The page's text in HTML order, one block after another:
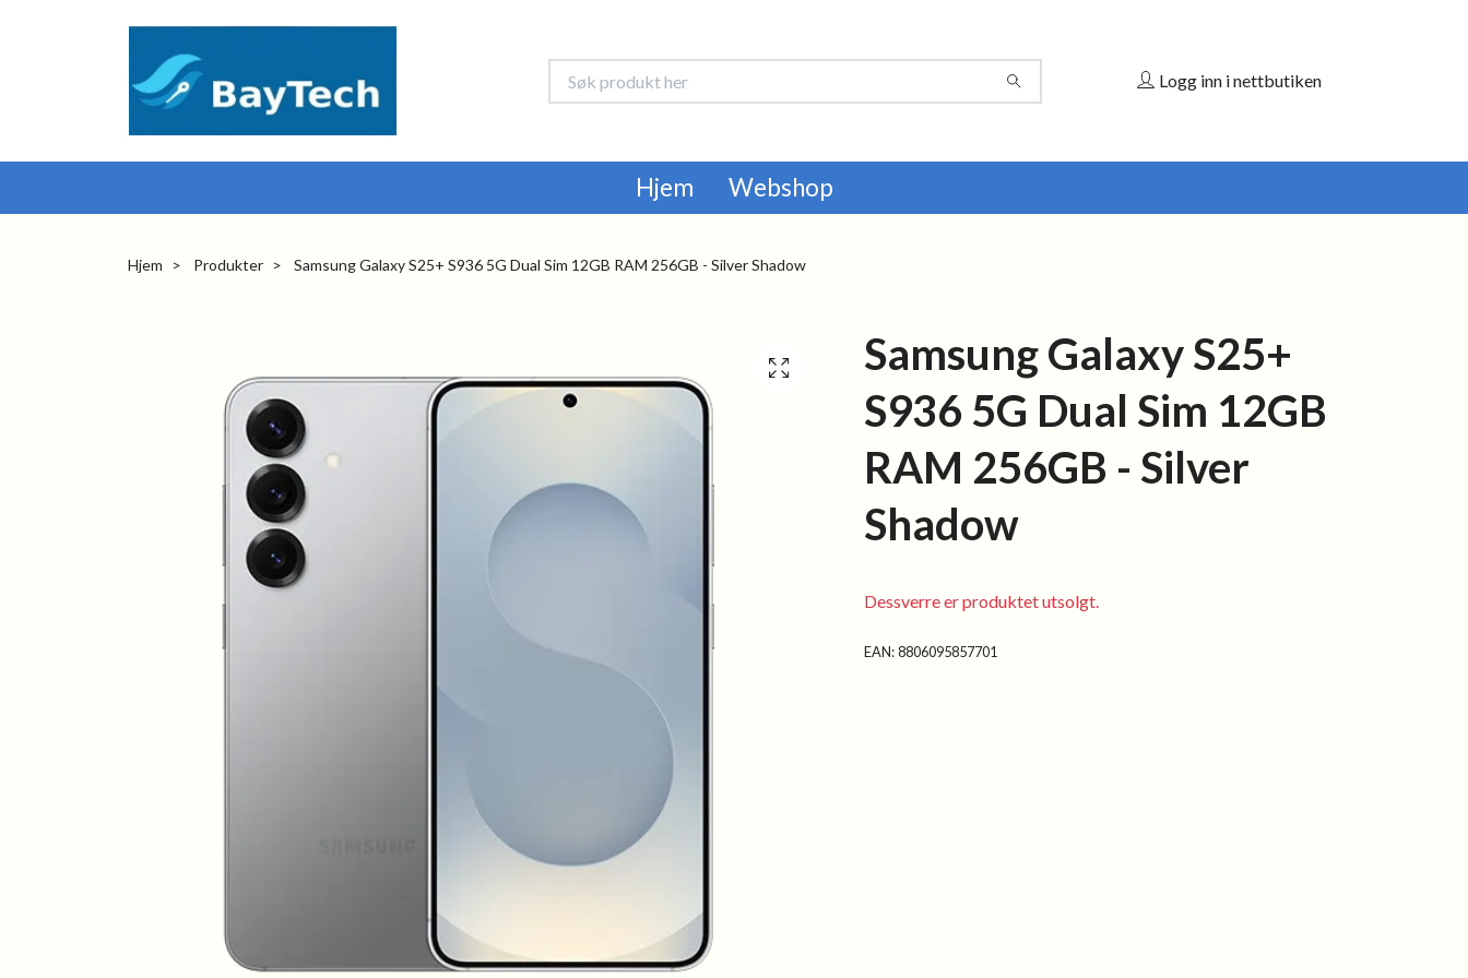
Logg inn i nettbutiken
Hjem Webshop
Hjem Produkter Samsung Galaxy S25+ S936 5G Dual Sim 12GB RAM 256GB - Silver Shadow
Samsung Galaxy S25+
S936 5G Dual Sim 12GB
RAM 256GB - Silver
Shadow
Dessverre er produktet utsolgt.
EAN:8806095857701